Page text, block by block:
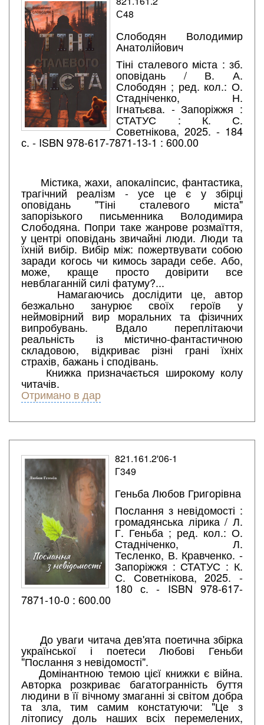
С48
Слободян Володимир
Анатолійович
Тіні сталевого міста : зб.
оповідань / В. А.
Слободян ; ред. кол.: О.
Стадніченко, Н.
Ігнатьєва. - Запоріжжя :
СТАТУС : К. С.
Советнікова, 2025. - 184
с. - ISBN 978-617-7871-13-1 : 600.00
Містика, жахи, апокаліпсис, фантастика,
трагічний реалізм - усе це є у збірці
оповідань "Тіні сталевого міста"
запорізького письменника Володимира
Слободяна. Попри таке жанрове розмаїття,
у центрі оповідань звичайні люди. Люди та
їхній вибір. Вибір між: пожертвувати собою
заради когось чи кимось заради себе. Або,
може, краще просто довірити все
невблаганній силі фатуму?...
Намагаючись дослідити це, автор
безжально занурює своїх героїв у
неймовірний вир моральних та фізичних
випробувань. Вдало переплітаючи
реальність із містично-фантастичною
складовою, відкриває різні грані їхніх
страхів, бажань і сподівань.
Книжка призначається широкому колу
читачів.
Отримано в дар
821.161.2'06-1
Г349
Геньба Любов Григорівна
Послання з невідомості :
громадянська лірика / Л.
Г. Геньба ; ред. кол.: О.
Стадніченко, Л.
Тесленко, В. Кравченко. -
Запоріжжя : СТАТУС : К.
С. Советнікова, 2025. -
180 с. - ISBN 978-617-
7871-10-0 : 600.00
До уваги читача дев'ята поетична збірка
української і поетеси Любові Геньби
"Послання з невідомості".
Домінантною темою цієї книжки є війна.
Авторка розкриває багатогранність буття
людини в її вічному змаганні зі світом добра
та зла, тим самим констатуючи: "Це з
літопису доль наших всіх перемелених,